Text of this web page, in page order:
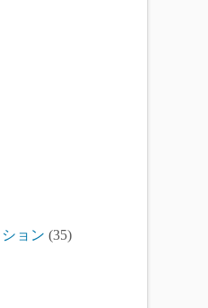
ョン (35)